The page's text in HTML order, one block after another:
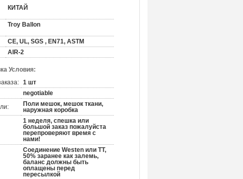
КИТАЙ
Troy Ballon
CE, UL, SGS , EN71, ASTM
AIR-2
Условия:
1 шт
negotiable
Поли мешок, мешок ткани,
наружная коробка
1 неделя, спешка или
большой заказ пожалуйста
перепроверяют время с
нами!
Соединение Westen или TT,
50% заранее как залемь,
баланс должны быть
оплащены перед
пересылкой